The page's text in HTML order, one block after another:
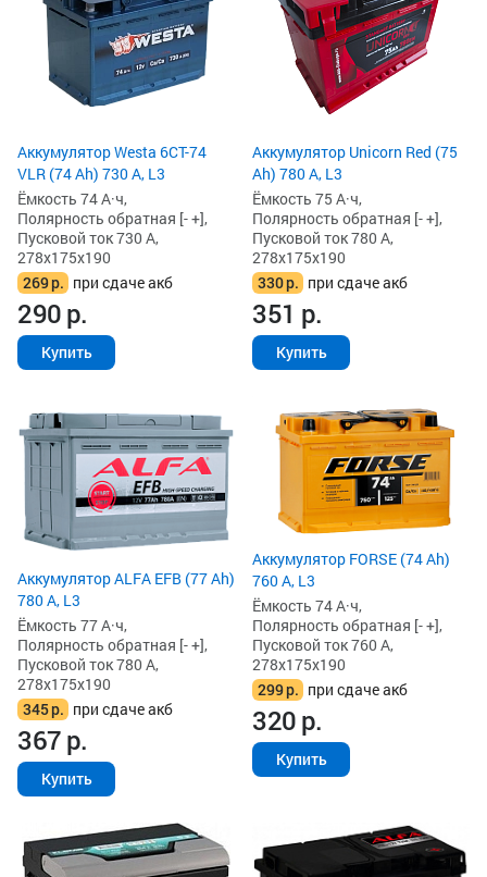
Аккумулятор Westa 6СТ-74
VLR (74 Ah) 730 А, L3
Ёмкость 74 А·ч,
Полярность обратная [- +],
Пусковой ток 730 А,
278x175x190
269р. при сдаче акб
290р.
Купить
Аккумулятор Unicorn Red (75
Ah) 780 А, L3
Ёмкость 75 А·ч,
Полярность обратная [- +],
Пусковой ток 780 А,
278x175x190
330р. при сдаче акб
351 р.
Купить
Аккумулятор ALFA EFB (77 Ah)
780 А, L3
Ёмкость 77 А·ч,
Полярность обратная [- +],
Пусковой ток 780 А,
278x175x190
345р. при сдаче акб
367р.
Купить
Аккумулятор FORSE (74 Ah)
760 А, L3
Ёмкость 74 А·ч,
Полярность обратная [- +],
Пусковой ток 760 А,
278x175x190
299р. при сдаче акб
320р.
Купить